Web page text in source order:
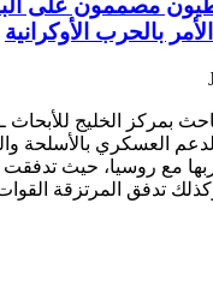
مصممون على
بالحرب الأوكرانية
بمركز الخليج للأبحاث
الدعم العسكري بالأسلحة
مع روسيا، حيث تدفقت
تدفق المرتزقة القوات